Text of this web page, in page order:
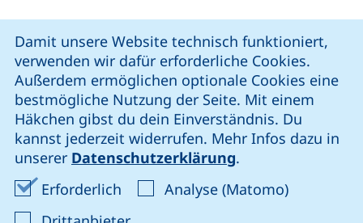
Damit unsere Website technisch funktioniert,
verwenden wir dafür erforderliche Cookies.
Außerdem ermöglichen optionale Cookies eine
bestmögliche Nutzung der Seite. Mit einem
Häkchen gibst du dein Einverständnis. Du
kannst jederzeit widerrufen. Mehr Infos dazu in
unserer Datenschutzerklärung.
Erforderlich Erforderliche Cookies akzeptieren
Analyse (Matomo)Analyse-
unsere Facebook-Seite (externer Link, öffnet neues
unsere LinkedIn-Seite (externer Link, öffnet
unsere Instagram-Seite (externer Link,
unsere YouTube-Seite (externer
Cookie-Einstellungen
Impressum
Datenschutz